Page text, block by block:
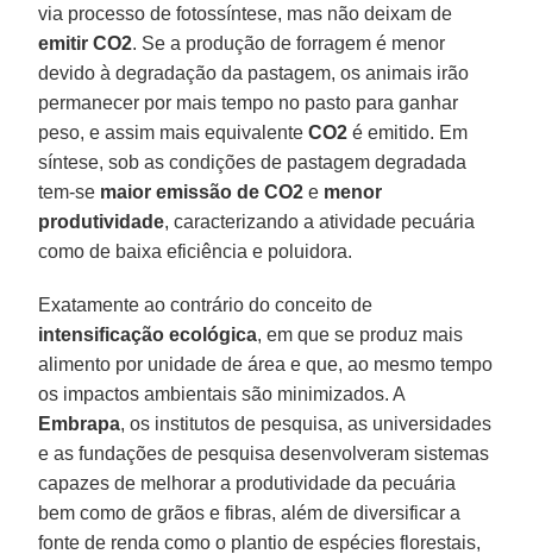
via processo de fotossíntese, mas não deixam de
emitir CO2. Se a produção de forragem é menor
devido à degradação da pastagem, os animais irão
permanecer por mais tempo no pasto para ganhar
peso, e assim mais equivalenteCO2 é emitido. Em
síntese, sob as condições de pastagem degradada
tem-se maior emissão de CO2 e menor
produtividade, caracterizando a atividade pecuária
como de baixa eficiência e poluidora.
Exatamente ao contrário do conceito de
intensificação ecológica, em que se produz mais
alimento por unidade de área e que, ao mesmo tempo
os impactos ambientais são minimizados. A
Embrapa, os institutos de pesquisa, as universidades
e as fundações de pesquisa desenvolveram sistemas
capazes de melhorar a produtividade da pecuária
bem como de grãos e fibras, além de diversificar a
fonte de renda como o plantio de espécies florestais,